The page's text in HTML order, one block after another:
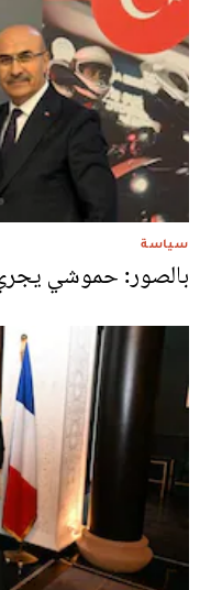
سياسة
بالصور: حموشي يجري